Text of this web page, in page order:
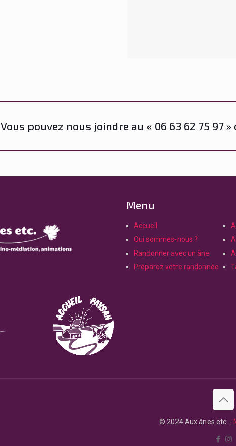
Vous pouvez nous joindre au « 06 63 62 75 97
Menu
Accueil
Qui sommes-nous ?
Randonner avec un âne
Préparez votre randonnée
© 2024 Aux ânes etc. -